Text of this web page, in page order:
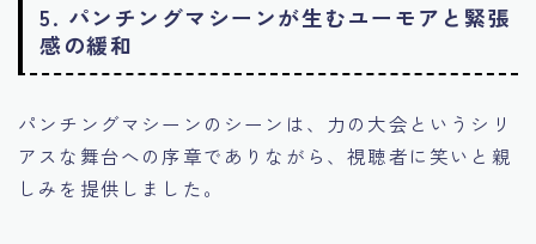
5. パンチングマシーンが生むユーモアと緊張
感の緩和
パンチングマシーンのシーンは、力の大会というシリ
アスな舞台への序章でありながら、視聴者に笑いと親
しみを提供しました。